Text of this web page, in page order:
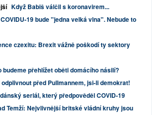
Když Babiš válčil s koronavirem...
19 bude "jedna velká vlna". Nebude to
czexitu: Brexit vážně poškodí ty sektory
budeme přehlížet oběti domácího násilí?
před Pullmannem, jsi-li demokrat!
seriál, který předpověděl COVID-19
Temží: Nejvlivnější britské vládní kruhy jsou